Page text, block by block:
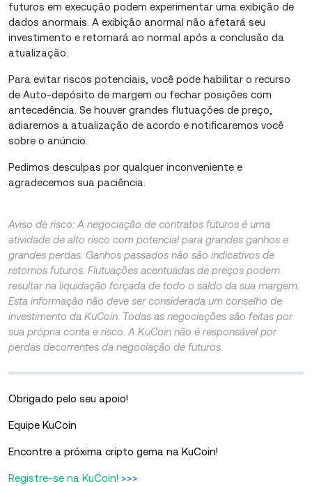
futuros em execução podem experimentar uma exibição de
dados anormais. A exibição anormal não afetará seu
investimento e retornará ao normal após a conclusão da
atualização.
Para evitar riscos potenciais, você pode habilitar o recurso
de Auto-depósito de margem ou fechar posições com
antecedência. Se houver grandes flutuações de preço,
adiaremos a atualização de acordo e notificaremos você
sobre o anúncio.
Pedimos desculpas por qualquer inconveniente e
agradecemos sua paciência.
Aviso de risco: A negociação de contratos futuros é uma
atividade de alto risco com potencial para grandes ganhos e
grandes perdas. Ganhos passados ​​não são indicativos de
retornos futuros. Flutuações acentuadas de preços podem
resultar na liquidação forçada de todo o saldo da sua margem.
Esta informação não deve ser considerada um conselho de
investimento da KuCoin. Todas as negociações são feitas por
sua própria conta e risco. A KuCoin não é responsável por
perdas decorrentes da negociação de futuros.
Obrigado pelo seu apoio!
Equipe KuCoin
Encontre a próxima cripto gema na KuCoin!
Registre-se na KuCoin! >>>